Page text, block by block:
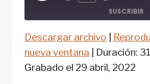
SUSCRIBIR
FEED RSS
COMPARTIR
ENLACE
Descargar archivo
nueva ventana
Duración:
Grabado el 29 abril, 2022